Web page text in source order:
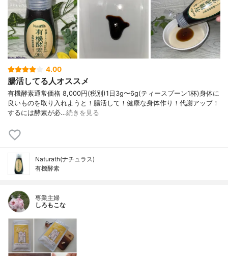
4.00
腸活してる人オススメ
有機酵素通常価格 8,000円(税別)1日3g〜6g(ティースプーン1杯)身体に
良いものを取り入れようと！腸活して！健康な身体作り！代謝アップ！
するには酵素が必…続きを見る
Naturath(ナチュラス)
有機酵素
専業主婦
しろもこな